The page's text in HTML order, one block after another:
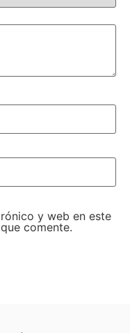
y web en este
comente.